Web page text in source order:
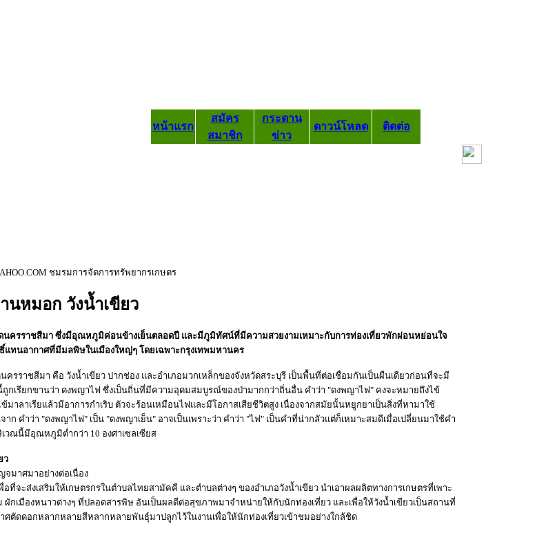
หน้าแรก
สมัคร
สมาชิก
กระดาน
ข่าว
ดาวน์โหลด ติดต่อ
ชมรมการจัดการทรัพยากรเกษตร
นหมอก วังน้ำเขียว
ดนครราชสีมา ซึ่งมีอุณหภูมิค่อนข้างเย็นตลอดปี และมีภูมิทัศน์ที่มีความสวยงามเหมาะกับการท่องเที่ยวพักผ่อนหย่อนใจ
ทนอากาศที่มีมลพิษในเมืองใหญ่ๆ โดยเฉพาะกรุงเทพมหานคร
ครราชสีมา คือ วังน้ำเขียว ปากช่อง และอำเภอมวกเหล็กของจังหวัดสระบุรี เป็นพื้นที่ต่อเชื่อมกันเป็นผืนเดียวก่อนที่จะมี
เรียกขานว่า ดงพญาไฟ ซึ่งเป็นถิ่นที่มีความอุดมสมบูรณ์ของป่ามากกว่าถิ่นอื่น คำว่า "ดงพญาไฟ" คงจะหมายถึงไข้
มาลาเรียแล้วมีอาการกำเริบ ตัวจะร้อนเหมือนไฟและมีโอกาสเสียชีวิตสูง เนื่องจากสมัยนั้นหยูกยาเป็นสิ่งที่หามาใช้
าก คำว่า "ดงพญาไฟ" เป็น "ดงพญาเย็น" อาจเป็นเพราะว่า คำว่า "ไฟ" เป็นคำที่น่ากลัวแต่ก็เหมาะสมดีเมื่อเปลี่ยนมาใช้คำ
เวณนี้มีอุณหภูมิต่ำกว่า 10 องศาเซลเซียส
ว
จมาศมาอย่างต่อเนื่อง
ที่จะส่งเสริมให้เกษตรกรในตำบลไทยสามัคคี และตำบลต่างๆ ของอำเภอวังน้ำเขียว นำเอาผลผลิตทางการเกษตรที่เพาะ
กเมืองหนาวต่างๆ ที่ปลอดสารพิษ อันเป็นผลดีต่อสุขภาพมาจำหน่ายให้กับนักท่องเที่ยว และเพื่อให้วังน้ำเขียวเป็นสถานที่
ศตัดดอกหลากหลายสีหลากหลายพันธุ์มาปลูกไว้ในงานเพื่อให้นักท่องเที่ยวเข้าชมอย่างใกล้ชิด